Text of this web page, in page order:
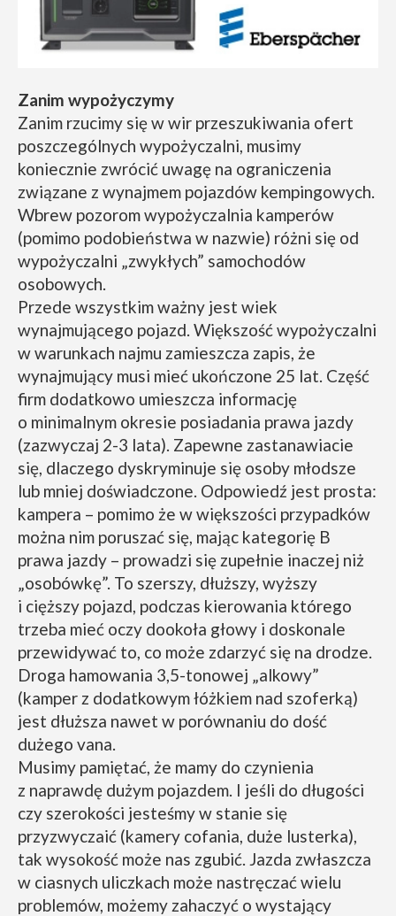
Zanim wypożyczymy
Zanim rzucimy się w wir przeszukiwania ofert
poszczególnych wypożyczalni, musimy
koniecznie zwrócić uwagę na ograniczenia
związane z wynajmem pojazdów kempingowych.
Wbrew pozorom wypożyczalnia kamperów
(pomimo podobieństwa w nazwie) różni się od
wypożyczalni „zwykłych” samochodów
osobowych.
Przede wszystkim ważny jest wiek
wynajmującego pojazd. Większość wypożyczalni
w warunkach najmu zamieszcza zapis, że
wynajmujący musi mieć ukończone 25 lat. Część
firm dodatkowo umieszcza informację
o minimalnym okresie posiadania prawa jazdy
(zazwyczaj 2-3 lata). Zapewne zastanawiacie
się, dlaczego dyskryminuje się osoby młodsze
lub mniej doświadczone. Odpowiedź jest prosta:
kampera – pomimo że w większości przypadków
można nim poruszać się, mając kategorię B
prawa jazdy – prowadzi się zupełnie inaczej niż
„osobówkę”. To szerszy, dłuższy, wyższy
i cięższy pojazd, podczas kierowania którego
trzeba mieć oczy dookoła głowy i doskonale
przewidywać to, co może zdarzyć się na drodze.
Droga hamowania 3,5-tonowej „alkowy”
(kamper z dodatkowym łóżkiem nad szoferką)
jest dłuższa nawet w porównaniu do dość
dużego vana.
Musimy pamiętać, że mamy do czynienia
z naprawdę dużym pojazdem. I jeśli do długości
czy szerokości jesteśmy w stanie się
przyzwyczaić (kamery cofania, duże lusterka),
tak wysokość może nas zgubić. Jazda zwłaszcza
w ciasnych uliczkach może nastręczać wielu
problemów, możemy zahaczyć o wystający